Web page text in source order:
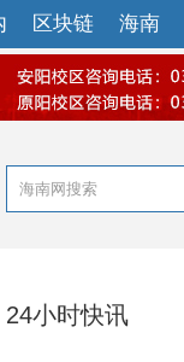
区块链 海南
24小时快讯